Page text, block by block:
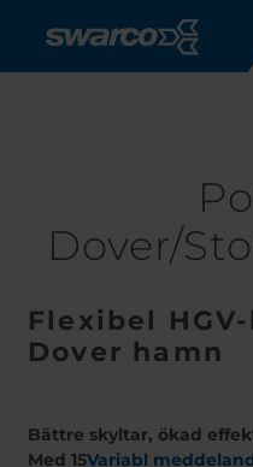
Choose
Stories Port of Dover/
Dover/
Flexibel
Dover hamn
Bättre skyltar, ökad
Med 15Variabl